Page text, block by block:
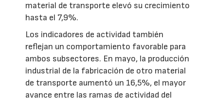
material de transporte elevó su crecimiento
hasta el 7,9%.
Los indicadores de actividad también
reflejan un comportamiento favorable para
ambos subsectores. En mayo, la producción
industrial de la fabricación de otro material
de transporte aumentó un 16,5%, el mayor
avance entre las ramas de actividad del